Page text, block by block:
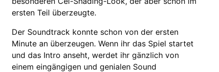
ersten Teil überzeugte.
Der Soundtrack konnte schon von der ersten
Minute an überzeugen. Wenn ihr das Spiel startet
und das Intro anseht, werdet ihr gänzlich von
einem eingängigen und genialen Sound